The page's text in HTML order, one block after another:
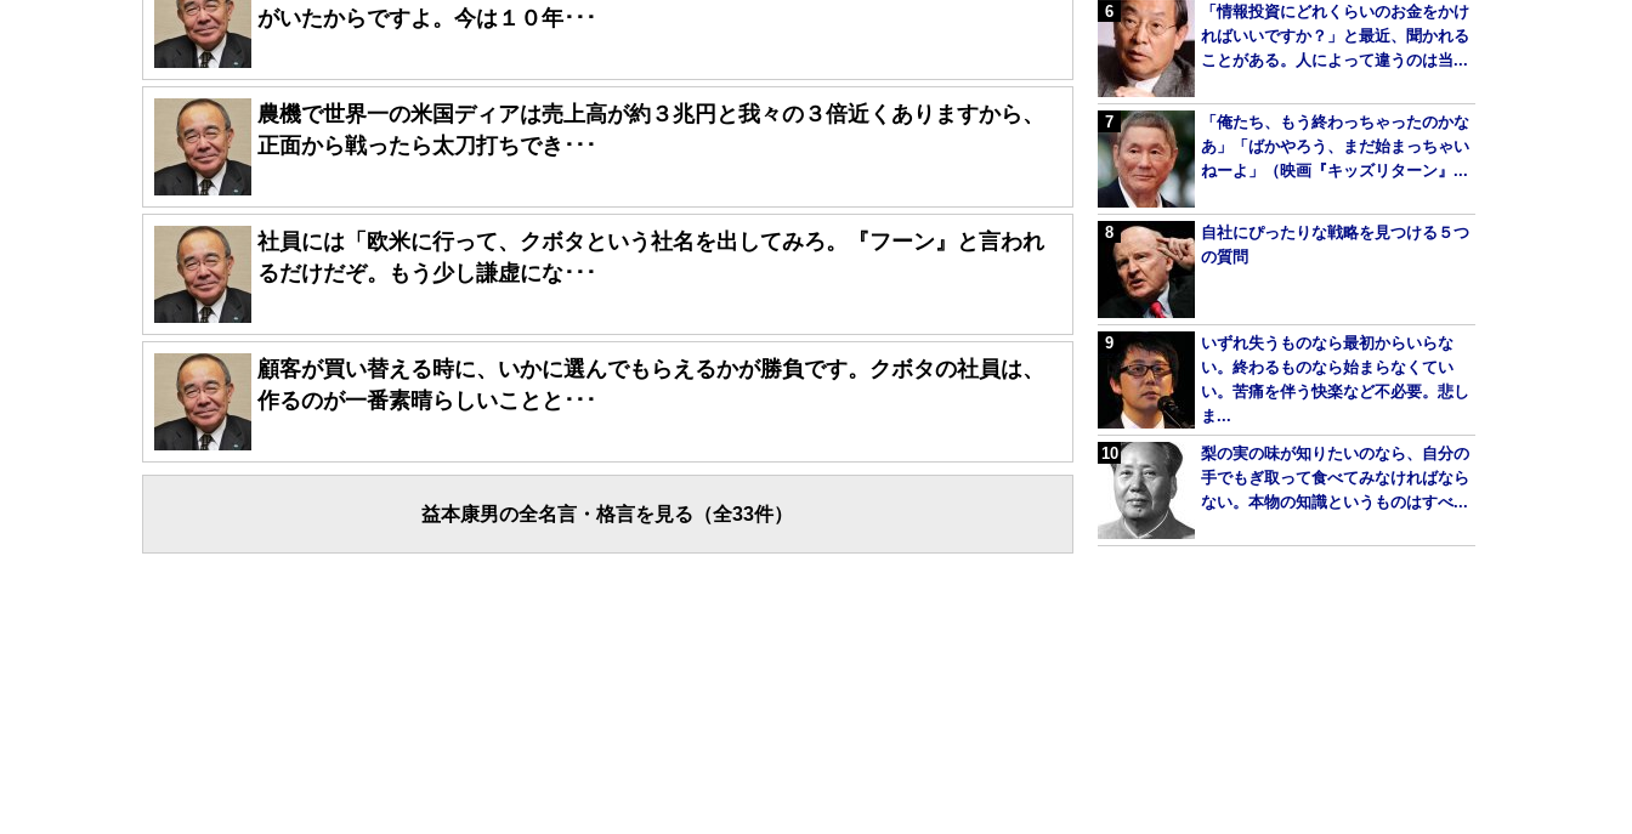
がいたからですよ。今は１０年･･･
農機で世界一の米国ディアは売上高が約３兆円と我々の３倍近くありますから、
正面から戦ったら太刀打ちでき･･･
社員には「欧米に行って、クボタという社名を出してみろ。『フーン』と言われ
るだけだぞ。もう少し謙虚にな･･･
顧客が買い替える時に、いかに選んでもらえるかが勝負です。クボタの社員は、
作るのが一番素晴らしいことと･･･
益本康男の全名言・格言を見る（全33件）
「情報投資にどれくらいのお金をかけ
ればいいですか？」と最近、聞かれる
ことがある。人によって違うのは当...
「俺たち、もう終わっちゃったのかな
あ」「ばかやろう、まだ始まっちゃい
ねーよ」（映画『キッズリターン』...
自社にぴったりな戦略を見つける５つ
の質問
いずれ失うものなら最初からいらな
い。終わるものなら始まらなくてい
い。苦痛を伴う快楽など不必要。悲し
ま...
梨の実の味が知りたいのなら、自分の
手でもぎ取って食べてみなければなら
ない。本物の知識というものはすべ...